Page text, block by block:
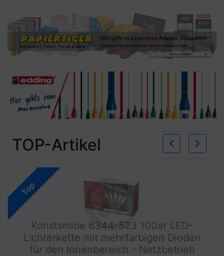
TOP-Artikel
Top
Konstsmide 6344-523 100er LED-
Lichterkette mit mehrfarbigen Dioden
für den Innenbereich - Netzbetrieb